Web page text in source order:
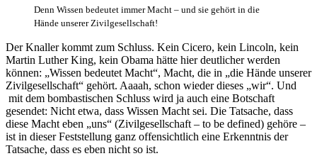
Denn Wissen bedeutet immer Macht – und sie gehört in die
Hände unserer Zivilgesellschaft!
Der Knaller kommt zum Schluss. Kein Cicero, kein Lincoln, kein
Martin Luther King, kein Obama hätte hier deutlicher werden
können: „Wissen bedeutet Macht“, Macht, die in „die Hände unserer
Zivilgesellschaft“ gehört. Aaaah, schon wieder dieses „wir“. Und
mit dem bombastischen Schluss wird ja auch eine Botschaft
gesendet: Nicht etwa, dass Wissen Macht sei. Die Tatsache, dass
diese Macht eben „uns“ (Zivilgesellschaft – to be defined) gehöre –
ist in dieser Feststellung ganz offensichtlich eine Erkenntnis der
Tatsache, dass es eben nicht so ist.